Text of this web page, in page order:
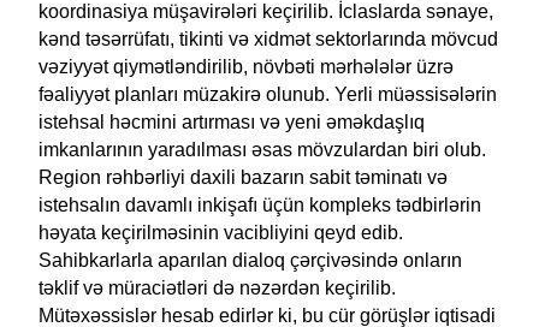
koordinasiya müşavirələri keçirilib. İclaslarda sənaye,
kənd təsərrüfatı, tikinti və xidmət sektorlarında mövcud
vəziyyət qiymətləndirilib, növbəti mərhələlər üzrə
fəaliyyət planları müzakirə olunub. Yerli müəssisələrin
istehsal həcmini artırması və yeni əməkdaşlıq
imkanlarının yaradılması əsas mövzulardan biri olub.
Region rəhbərliyi daxili bazarın sabit təminatı və
istehsalın davamlı inkişafı üçün kompleks tədbirlərin
həyata keçirilməsinin vacibliyini qeyd edib.
Sahibkarlarla aparılan dialoq çərçivəsində onların
təklif və müraciətləri də nəzərdən keçirilib.
Mütəxəssislər hesab edirlər ki, bu cür görüşlər iqtisadi